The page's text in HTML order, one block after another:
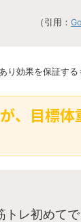
（引用：
り効果を保証する
、目標体
トレ初めて